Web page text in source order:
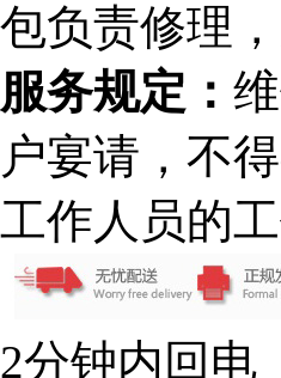
包负责修理
服务规定：
户宴请，不
工作人员的工
2分钟内回电